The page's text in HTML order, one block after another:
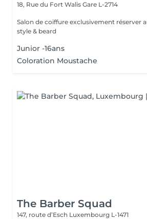
18, Rue du Fort Walis Gare L-2714
Salon de coiffure exclusivement réserver
style & beard
Junior -16ans
Coloration Moustache
The Barber Squad
147, route d’Esch Luxembourg L-1471